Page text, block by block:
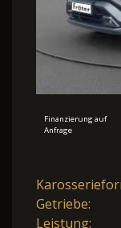
Finanzierung auf
Anfrage
Getriebe:
Leistung: